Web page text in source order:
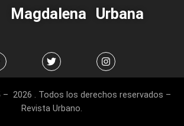
Magdalena Urbana
– 2026 . Todos los derechos reservados –
Revista Urbano.